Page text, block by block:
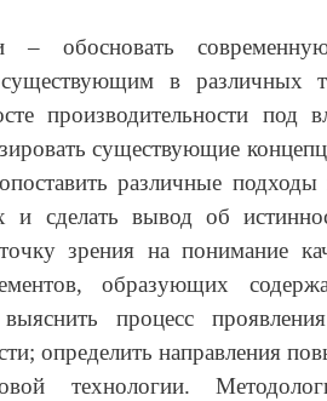
– обосновать
существующим в различных
производительности под
существующие
различные
и сделать вывод об
зрения на понимание
образующих
выяснить процесс
определить направления
технологии.